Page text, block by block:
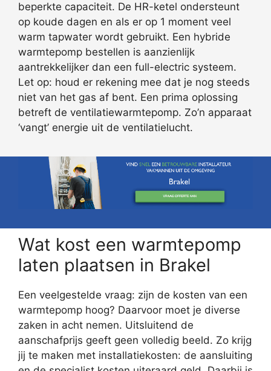
beperkte capaciteit. De HR-ketel ondersteunt
op koude dagen en als er op 1 moment veel
warm tapwater wordt gebruikt. Een hybride
warmtepomp bestellen is aanzienlijk
aantrekkelijker dan een full-electric systeem.
Let op: houd er rekening mee dat je nog steeds
niet van het gas af bent. Een prima oplossing
betreft de ventilatiewarmtepomp. Zo’n apparaat
‘vangt’ energie uit de ventilatielucht.
Wat kost een warmtepomp
laten plaatsen in Brakel
Een veelgestelde vraag: zijn de kosten van een
warmtepomp hoog? Daarvoor moet je diverse
zaken in acht nemen. Uitsluitend de
aanschafprijs geeft geen volledig beeld. Zo krijg
jij te maken met installatiekosten: de aansluiting